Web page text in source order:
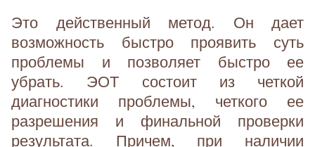
Это действенный метод. Он дает
возможность быстро проявить суть
проблемы и позволяет быстро ее
убрать. ЭОТ состоит из четкой
диагностики проблемы, четкого ее
разрешения и финальной проверки
результата. Причем, при наличии